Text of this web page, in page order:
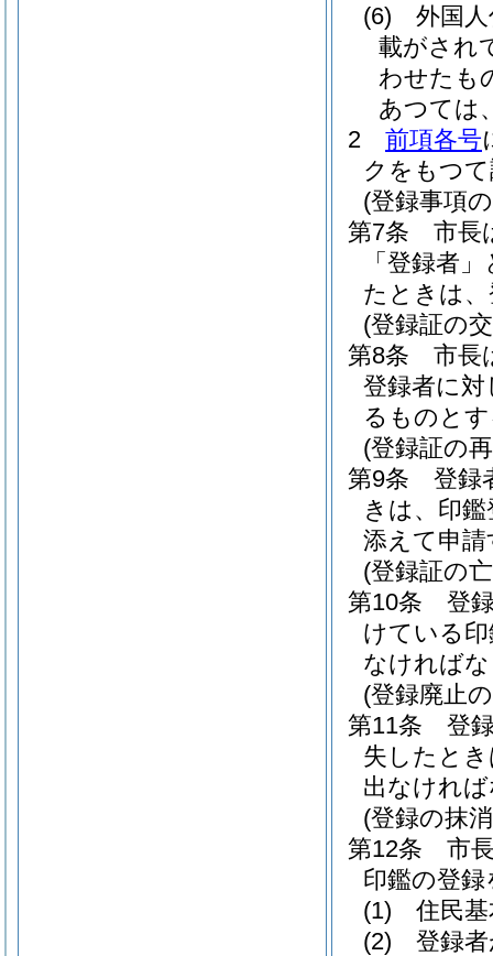
(6)
外国
載がされ
わせたも
あつては
2
前項各号
クをもつ
(登録事項
第7条
市長
「登録者
たときは
(登録証の
第8条
市長
登録者に対
るものと
(登録証の
第9条
登録
きは、印
添えて申
(登録証の
第10条
登
けている
なければ
(登録廃止
第11条
登
失したと
出なけれ
(登録の抹
第12条
市
印鑑の登
(1)
住民
(2)
登録